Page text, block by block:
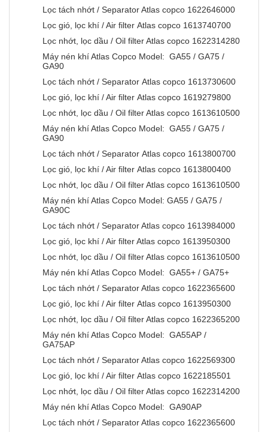
Lọc tách nhớt / Separator Atlas copco 1622646000
Lọc gió, lọc khí / Air filter Atlas copco 1613740700
Lọc nhớt, lọc dầu / Oil filter Atlas copco 1622314280
Máy nén khí Atlas Copco Model: GA55 / GA75 /
GA90
Lọc tách nhớt / Separator Atlas copco 1613730600
Lọc gió, lọc khí / Air filter Atlas copco 1619279800
Lọc nhớt, lọc dầu / Oil filter Atlas copco 1613610500
Máy nén khí Atlas Copco Model: GA55 / GA75 /
GA90
Lọc tách nhớt / Separator Atlas copco 1613800700
Lọc gió, lọc khí / Air filter Atlas copco 1613800400
Lọc nhớt, lọc dầu / Oil filter Atlas copco 1613610500
Máy nén khí Atlas Copco Model: GA55 / GA75 /
GA90C
Lọc tách nhớt / Separator Atlas copco 1613984000
Lọc gió, lọc khí / Air filter Atlas copco 1613950300
Lọc nhớt, lọc dầu / Oil filter Atlas copco 1613610500
Máy nén khí Atlas Copco Model: GA55+ / GA75+
Lọc tách nhớt / Separator Atlas copco 1622365600
Lọc gió, lọc khí / Air filter Atlas copco 1613950300
Lọc nhớt, lọc dầu / Oil filter Atlas copco 1622365200
Máy nén khí Atlas Copco Model: GA55AP /
GA75AP
Lọc tách nhớt / Separator Atlas copco 1622569300
Lọc gió, lọc khí / Air filter Atlas copco 1622185501
Lọc nhớt, lọc dầu / Oil filter Atlas copco 1622314200
Máy nén khí Atlas Copco Model: GA90AP
Lọc tách nhớt / Separator Atlas copco 1622365600